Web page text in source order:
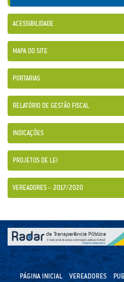
ACESSIBILIDADE
MAPA DO SITE
PORTARIAS
RELATÓRIO DE GESTÃO FISCAL
INDICAÇÕES
PROJETOS DE LEI
VEREADORES – 2017/2020
PÁGINA INICIAL VEREADORES